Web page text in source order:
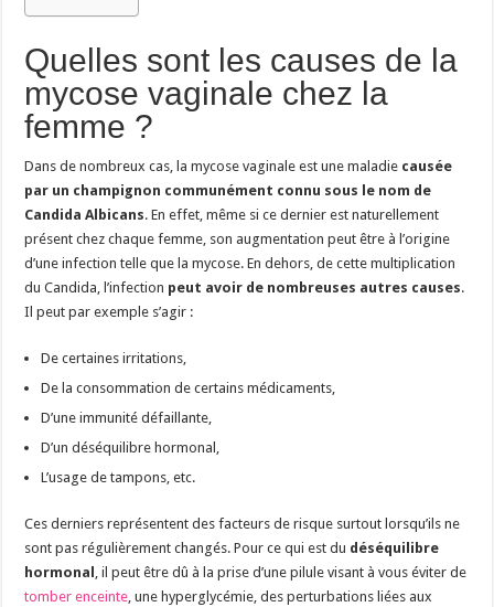
Quelles sont les causes de la
mycose vaginale chez la
femme ?
Dans de nombreux cas, la mycose vaginale est une maladie causée
par un champignon communément connu sous le nom de
Candida Albicans. En effet, même si ce dernier est naturellement
présent chez chaque femme, son augmentation peut être à l’origine
d’une infection telle que la mycose. En dehors, de cette multiplication
du Candida, l’infection peut avoir de nombreuses autres causes.
Il peut par exemple s’agir :
De certaines irritations,
De la consommation de certains médicaments,
D’une immunité défaillante,
D’un déséquilibre hormonal,
L’usage de tampons, etc.
Ces derniers représentent des facteurs de risque surtout lorsqu’ils ne
sont pas régulièrement changés. Pour ce qui est du déséquilibre
hormonal , il peut être dû à la prise d’une pilule visant à vous éviter de
tomber enceinte, une hyperglycémie, des perturbations liées aux